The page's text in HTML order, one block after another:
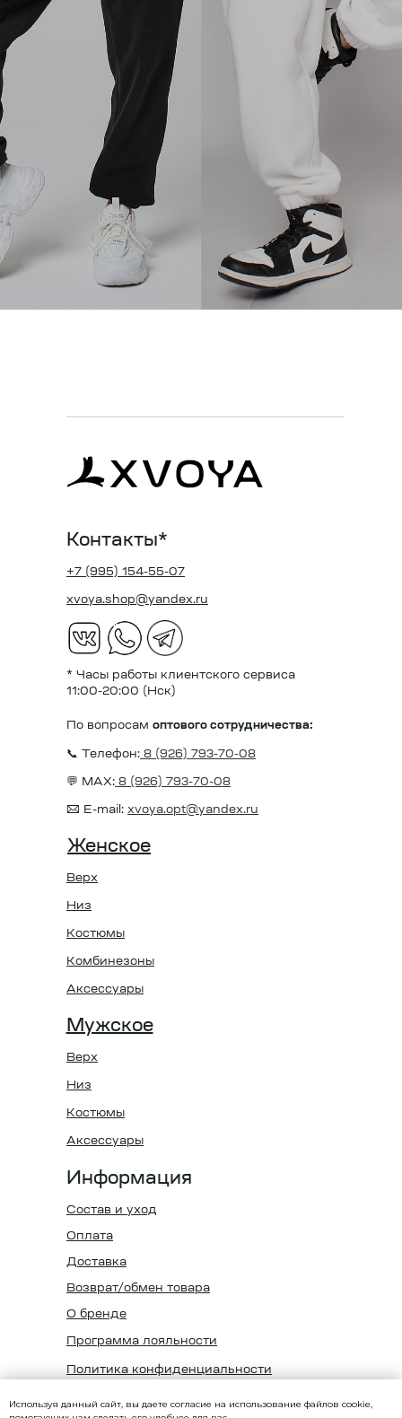
Используя данный сайт, вы даете согласие на использование файлов cookie,
Контакты*
ИП Кучерявый Кирилл Дмитриевич
О бренде
Оплата
Доставка
Возврат/обмен товара
Состав и уход
Мужское
Информация
Аксессуары
Комбинезоны
Костюмы
Низ
Верх
Верх
Низ
Костюмы
Аксессуары
✉️ E-mail: xvoya.opt@yandex.ru
💬 MAX: 8 (926) 793-70-08
📞 Телефон: 8 (926) 793-70-08
По вопросам оптового сотрудничества:
* Часы работы клиентского сервиса
11:00-20:00 (Нск)
xvoya.shop@yandex.ru
+7 (995) 154-55-07
Политика конфиденциальности
Программа лояльности
Женское